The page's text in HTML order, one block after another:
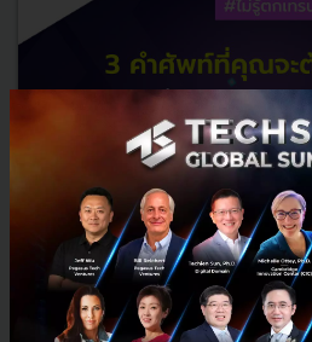
3 คำศัพท์ที่คุณจะต้องเจอชัวร์ เมื่อคุ